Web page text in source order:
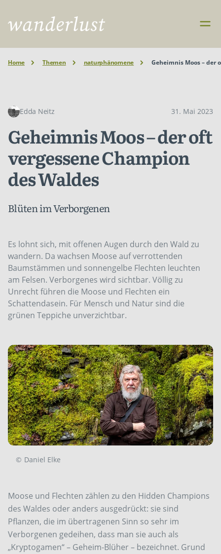
Home Themen naturphänomene Geheimnis Moos – der
Edda Neitz 31. Mai 2023
Geheimnis Moos – der oft
vergessene Champion
des Waldes
Blüten im Verborgenen
Es lohnt sich, mit offenen Augen durch den Wald zu
wandern. Da wachsen Moose auf verrottenden
Baumstämmen und sonnengelbe Flechten leuchten
am Felsen. Verborgenes wird sichtbar. Völlig zu
Unrecht führen die Moose und Flechten ein
Schattendasein. Für Mensch und Natur sind die
grünen Teppiche unverzichtbar.
© Daniel Elke
Moose und Flechten zählen zu den Hidden Champions
des Waldes oder anders ausgedrückt: sie sind
Pflanzen, die im übertragenen Sinn so sehr im
Verborgenen gedeihen, dass man sie auch als
„Kryptogamen“ – Geheim-Blüher – bezeichnet. Grund